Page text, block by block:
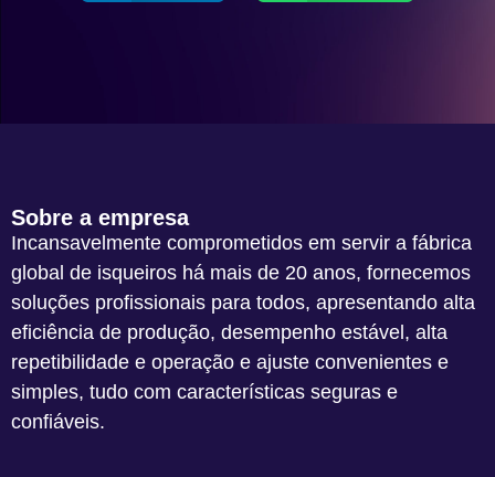
Sobre a empresa
Incansavelmente comprometidos em servir a fábrica
global de isqueiros há mais de 20 anos, fornecemos
soluções profissionais para todos, apresentando alta
eficiência de produção, desempenho estável, alta
repetibilidade e operação e ajuste convenientes e
simples, tudo com características seguras e
confiáveis.